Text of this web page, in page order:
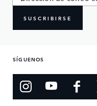
SUSCRIBIRSE
SÍGUENOS